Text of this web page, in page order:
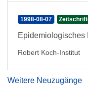
1998-08-07
Epidemiologisches
Robert Koch-Institut
Weitere Neuzugänge